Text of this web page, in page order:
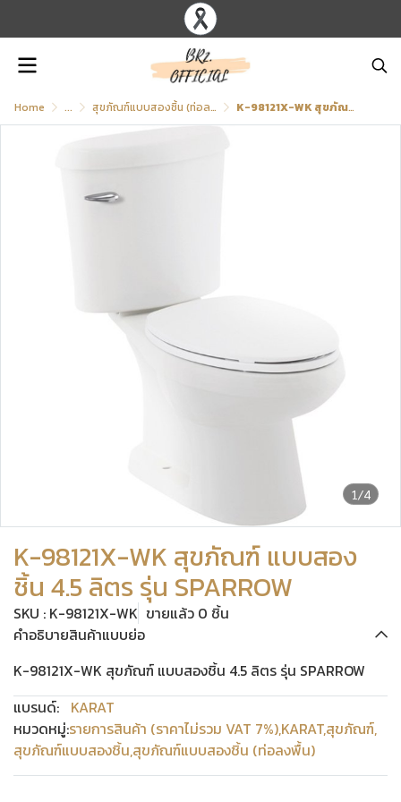
Home ... สุขภัณฑ์แบบสองชิ้น (ท่อลงพื้น) K-98121X-WK สุขภัณฑ์ แบบสองชิ้น 4.5 ลิตร รุ่น SPARROW
1/4
K-98121X-WK สุขภัณฑ์ แบบสอง
ชิ้น 4.5 ลิตร รุ่น SPARROW
SKU : K-98121X-WK ขายแล้ว 0 ชิ้น
คำอธิบายสินค้าแบบย่อ
K-98121X-WK สุขภัณฑ์ แบบสองชิ้น 4.5 ลิตร รุ่น SPARROW
แบรนด์: KARAT
หมวดหมู่:รายการสินค้า (ราคาไม่รวม VAT 7%),KARAT,สุขภัณฑ์,
สุขภัณฑ์แบบสองชิ้น,สุขภัณฑ์แบบสองชิ้น (ท่อลงพื้น)